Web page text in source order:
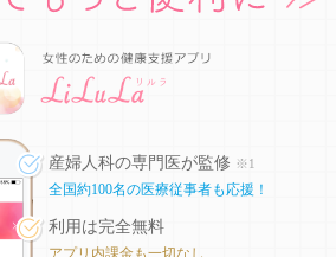
産婦人科の専門医が監修 ※1
全国約100名の医療従事者も応援！
利用は完全無料
アプリ内課金も一切なし